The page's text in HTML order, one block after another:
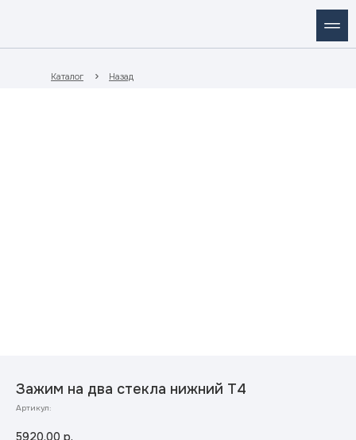
Каталог Назад
Зажим на два стекла нижний Т4
Артикул:
5920,00 р.